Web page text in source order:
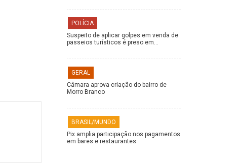
POLÍCIA
Suspeito de aplicar golpes em venda de
passeios turísticos é preso em…
GERAL
Câmara aprova criação do bairro de
Morro Branco
BRASIL/MUNDO
Pix amplia participação nos pagamentos
em bares e restaurantes